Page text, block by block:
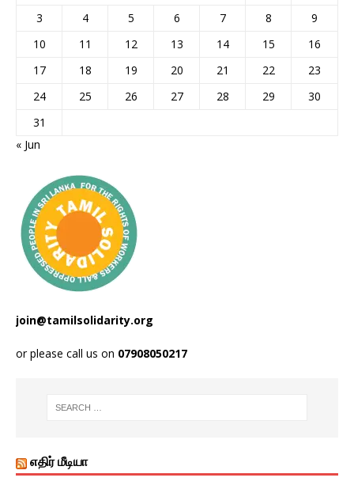
3
4 5 6 7 8
9
10
11 12 13 14 15
16
17
18 19 20 21 22
23
24
25 26 27 28 29
30
31
« Jun
join@tamilsolidarity.org
or please call us on 07908050217
எதிர் மீடியா